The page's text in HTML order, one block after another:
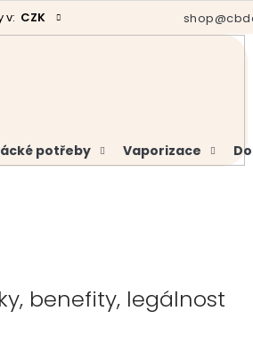
a certifikáty Hodnocení obchodu
v: CZK
potřeby Vaporizace
benefity, legálnost